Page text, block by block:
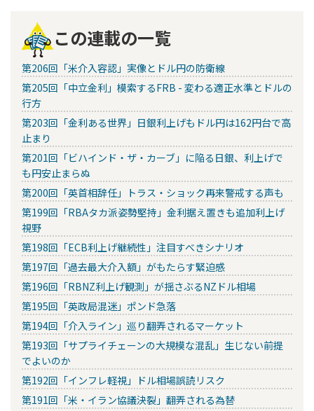
この連載の一覧
第206回「米介入容認」実像とドル円の防衛線
第205回「中立金利」模索するFRB - 変わる適正水準とドルの
行方
第203回「金利ある世界」日銀利上げもドル円は162円台で高
止まり
第201回「ビハインド・ザ・カーブ」に陥る日銀、利上げで
も円安止まらぬ
第200回「英首相辞任」トラス・ショック再来警戒する声も
第199回「RBAタカ派姿勢堅持」金利据え置きも追加利上げ
視野
第198回「ECB利上げ継続性」注目すべきシナリオ
第197回「過去最大介入額」がもたらす緊迫感
第196回「RBNZ利上げ観測」が揺さぶるNZドル相場
第195回「英政局混迷」ポンド急落
第194回「介入ライン」巡り翻弄されるマーケット
第193回「サプライチェーンの大規模な混乱」生じない前提
でよいのか
第192回「インフレ軽視」ドル相場誤読リスク
第191回「米・イラン協議決裂」翻弄される為替